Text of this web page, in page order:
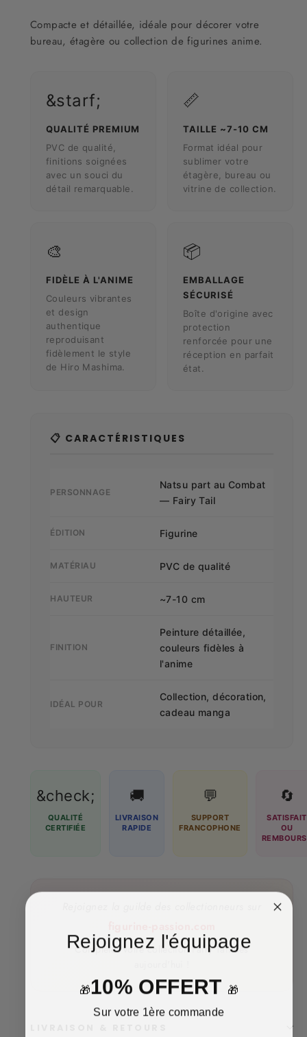
Compacte et détaillée, idéale pour décorer votre
bureau, étagère ou collection de figurines anime.
&starf;
QUALITÉ PREMIUM
PVC de qualité,
finitions soignées
avec un souci du
détail remarquable.
📏
TAILLE ~7-10 CM
Format idéal pour
sublimer votre
étagère, bureau ou
vitrine de collection.
🎨
FIDÈLE À L'ANIME
Couleurs vibrantes
et design
authentique
reproduisant
fidèlement le style
de Hiro Mashima.
📦
EMBALLAGE
SÉCURISÉ
Boîte d'origine avec
protection
renforcée pour une
réception en parfait
état.
📋 CARACTÉRISTIQUES
PERSONNAGE
Natsu part au Combat
— Fairy Tail
ÉDITION Figurine
MATÉRIAU PVC de qualité
HAUTEUR ~7-10 cm
FINITION
Peinture détaillée,
couleurs fidèles à
l'anime
IDÉAL POUR
Collection, décoration,
cadeau manga
&check;
QUALITÉ
CERTIFIÉE
🚚
LIVRAISON
RAPIDE
💬
SUPPORT
FRANCOPHONE
🔄
SATISFAIT
OU
Complétez votre collection Fairy Tail dès
Rejoignez l'équipage
🎁10% OFFERT 🎁
Sur votre 1ère commande